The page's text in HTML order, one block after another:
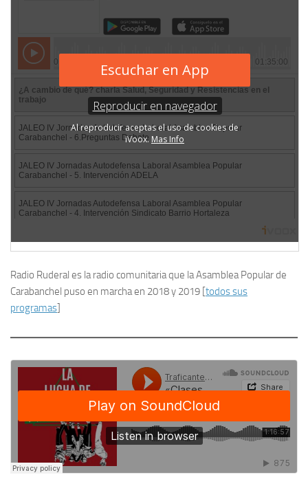
Radio Ruderal es la radio comunitaria que la Asamblea Popular de
Carabanchel puso en marcha en 2018 y 2019 [todos sus
programas]